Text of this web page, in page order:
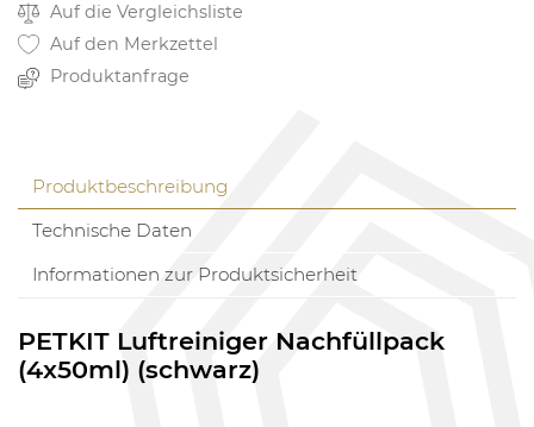
Auf die Vergleichsliste
Auf den Merkzettel
Produktanfrage
Produktbeschreibung
Technische Daten
Informationen zur Produktsicherheit
PETKIT Luftreiniger Nachfüllpack
(4x50ml) (schwarz)